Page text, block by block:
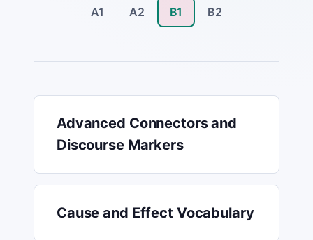
A1 A2 B1 B2
Advanced Connectors and
Discourse Markers
Cause and Effect Vocabulary